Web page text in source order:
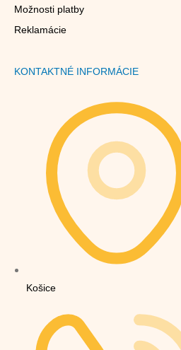
Možnosti platby
Reklamácie
KONTAKTNÉ INFORMÁCIE
Košice